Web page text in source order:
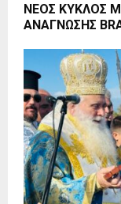
ΝΕΟΣ ΚΥΚΛΟΣ
ΑΝΑΓΝΩΣΗΣ